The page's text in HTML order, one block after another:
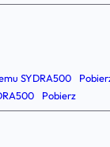
SYDRA500
Pobierz